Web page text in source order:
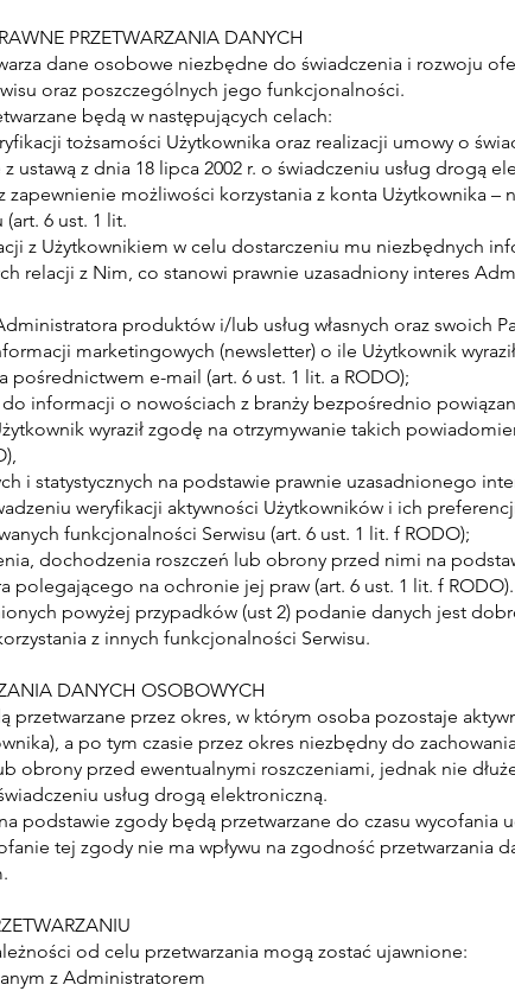
PRZETWARZANIA DANYCH
dane osobowe niezbędne do świadczenia i rozwoju
oraz poszczególnych jego funkcjonalności.
będą w następujących celach:
tożsamości Użytkownika oraz realizacji umowy o
ustawą z dnia 18 lipca 2002 r. o świadczeniu usług drogą
zapewnienie możliwości korzystania z konta Użytkownika –
6 ust. 1 lit.
z Użytkownikiem w celu dostarczeniu mu niezbędnych
relacji z Nim, co stanowi prawnie uzasadniony interes
produktów i/lub usług własnych oraz swoich
marketingowych (newsletter) o ile Użytkownik
pośrednictwem e-mail (art. 6 ust. 1 lit. a RODO);
informacji o nowościach z branży bezpośrednio
wyraził zgodę na otrzymywanie takich
i statystycznych na podstawie prawnie uzasadnionego
weryfikacji aktywności Użytkowników i ich
funkcjonalności Serwisu (art. 6 ust. 1 lit. f RODO);
dochodzenia roszczeń lub obrony przed nimi na
polegającego na ochronie jej praw (art. 6 ust. 1 lit. f RODO).
powyżej przypadków (ust 2) podanie danych jest
z innych funkcjonalności Serwisu.
DANYCH OSOBOWYCH
przetwarzane przez okres, w którym osoba pozostaje
a po tym czasie przez okres niezbędny do
obrony przed ewentualnymi roszczeniami, jednak nie
usług drogą elektroniczną.
podstawie zgody będą przetwarzane do czasu wycofania
tej zgody nie ma wpływu na zgodność przetwarzania
od celu przetwarzania mogą zostać ujawnione:
z Administratorem